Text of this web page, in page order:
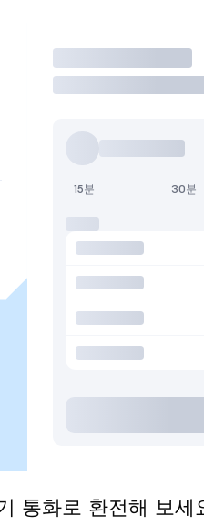
거래
15분 30분
화로 환전해 보세